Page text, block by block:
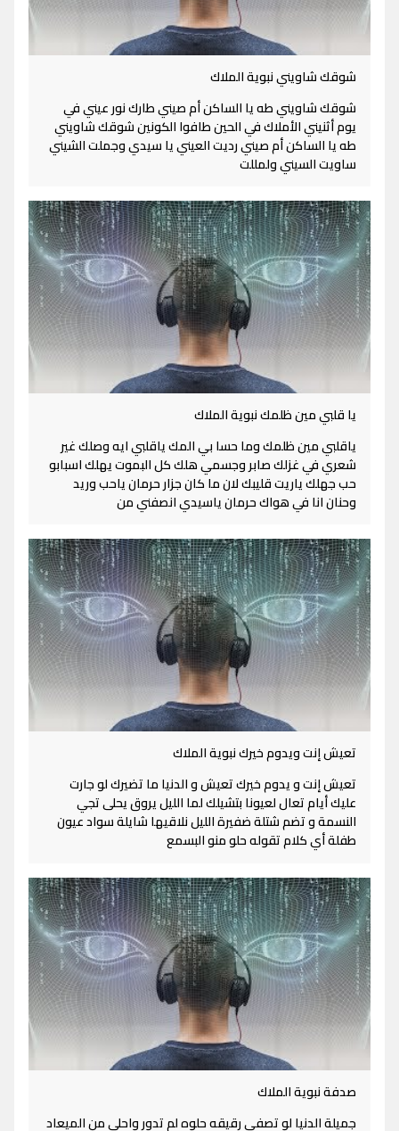
شوقك شاويني نبوية الملاك
شوقك شاويني طه يا الساكن أم صيني طارك نور عيني في
يوم أثنيني الأملاك في الحين طافوا الكونين شوقك شاويني
طه يا الساكن أم صيني رديت العيني يا سيدي وجملت الشيني
ساويت السيني ولمللت
يا قلبي مين ظلمك نبوية الملاك
ياقلبي مين ظلمك وما حسا بي المك ياقلبي ايه وصلك غير
شعري في غزلك صابر وجسمي هلك كل البموت يهلك اسبابو
حب جهلك ياريت قليبك لان ما كان جزار حرمان ياحب وريد
وحنان انا في هواك حرمان ياسيدي انصفني من
تعيش إنت ويدوم خيرك نبوية الملاك
تعيش إنت و يدوم خيرك تعيش و الدنيا ما تضيرك لو جارت
عليك أيام تعال لعيونا بتشيلك لما الليل يروق يحلى تجي
النسمة و تضم شتلة ضفيرة الليل نلاقيها شايلة سواد عيون
طفلة أي كلام تقوله حلو منو البسمع
صدفة نبوية الملاك
جميلة الدنيا لو تصفي رقيقه حلوه لم تدور واحلي من الميعاد